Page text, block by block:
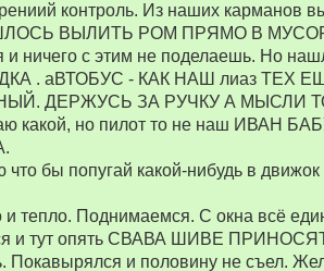
контроль. Из наших карманов
ВЫЛИТЬ РОМ ПРЯМО В
и ничего с этим не поделаешь. Но
. аВТОБУС - КАК НАШ лиаз ТЕХ
ДЕРЖУСЬ ЗА РУЧКУ А МЫСЛИ ТО
какой, но пилот то не наш ИВАН
бы попугай какой-нибудь в
и тепло. Поднимаемся. С окна всё
и тут опять СВАВА ШИВЕ
Покавырялся и половину не съел.